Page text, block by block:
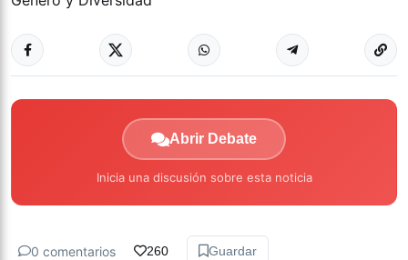
Abrir Debate
Inicia una discusión sobre esta noticia
0 comentarios 260 Guardar